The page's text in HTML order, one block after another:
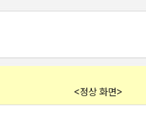
<정상 화면>